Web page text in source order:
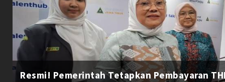
Resmi! Pemerintah Tetapkan Pembayaran